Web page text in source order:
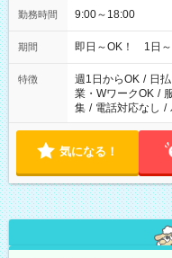
勤務時間 9:00～18:00
期間 即日～OK！ 1日～
特徴 週1日からOK / 日
業・WワークOK /
集 / 電話対応なし /
気になる！